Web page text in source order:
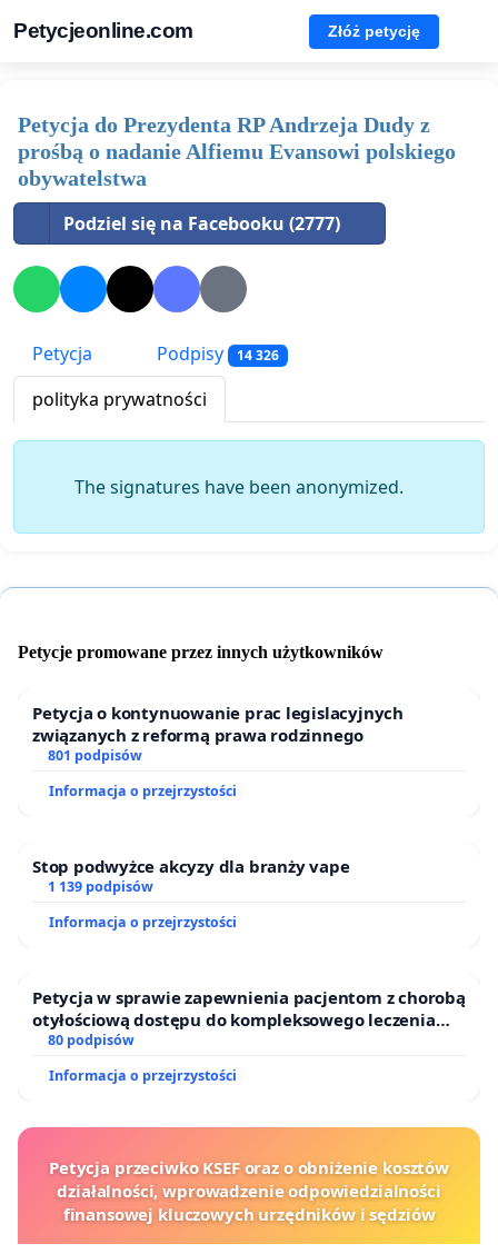
Petycjeonline.com Złóż petycję
Petycja do Prezydenta RP Andrzeja Dudy z
prośbą o nadanie Alfiemu Evansowi polskiego
obywatelstwa
Podziel się na Facebooku (2777)
Petycja Podpisy 14 326
polityka prywatności
The signatures have been anonymized.
Petycje promowane przez innych użytkowników
Petycja o kontynuowanie prac legislacyjnych
związanych z reformą prawa rodzinnego
801 podpisów
Informacja o przejrzystości
Stop podwyżce akcyzy dla branży vape
1 139 podpisów
Informacja o przejrzystości
Petycja w sprawie zapewnienia pacjentom z chorobą
otyłościową dostępu do kompleksowego leczenia
oraz programów profilaktycznych.
80 podpisów
Informacja o przejrzystości
Petycja przeciwko KSEF oraz o obniżenie kosztów
działalności, wprowadzenie odpowiedzialności
finansowej kluczowych urzędników i sędziów